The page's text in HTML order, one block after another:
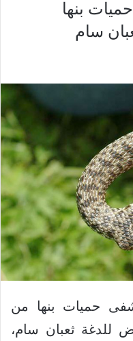
بنها
سام
حميات بنها من
للدغة ثعبان سام،